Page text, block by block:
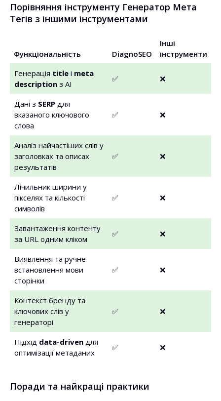
Порівняння інструменту Генератор Мета
Тегів з іншими інструментами
Функціональність DiagnoSEO
Інші
інструменти
Генерація title і meta
description з AI
✅ ❌
Дані з SERP для
вказаного ключового
слова
✅ ❌
Аналіз найчастіших слів у
заголовках та описах
результатів
✅ ❌
Лічильник ширини у
пікселях та кількості
символів
✅ ❌
Завантаження контенту
за URL одним кліком
✅ ❌
Виявлення та ручне
встановлення мови
сторінки
✅ ❌
Контекст бренду та
ключових слів у
генераторі
✅ ❌
Підхід data-driven для
оптимізації метаданих
✅ ❌
Поради та найкращі практики